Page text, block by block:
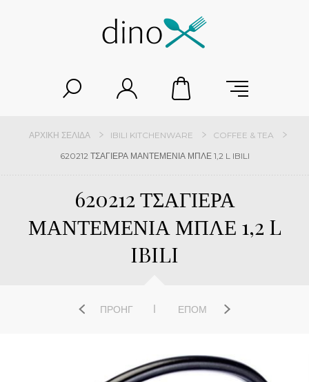
ΑΡΧΙΚΉ ΣΕΛΊΔΑ IBILI KITCHENWARE
COFFEE & TEA
620212 ΤΣΑΓΙΕΡΑ ΜΑΝΤΕΜΕΝΙΑ ΜΠΛΕ 1,2 L IBILI
620212 ΤΣΑΓΙΕΡΑ
ΜΑΝΤΕΜΕΝΙΑ ΜΠΛΕ 1,2 L
IBILI
ΠΡΟΗΓ ΕΠΌΜ